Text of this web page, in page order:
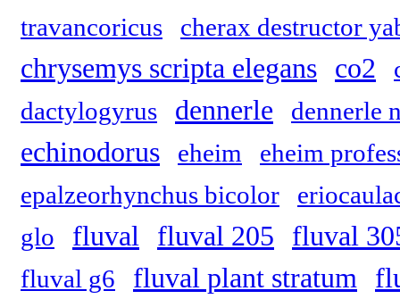
travancoricus
cherax destructor
chrysemys scripta elegans co2
dactylogyrus
dennerle dennerle
echinodorus eheim
eheim
epalzeorhynchus bicolor
glo
fluval fluval 205 fluval
fluval g6 fluval plant stratum